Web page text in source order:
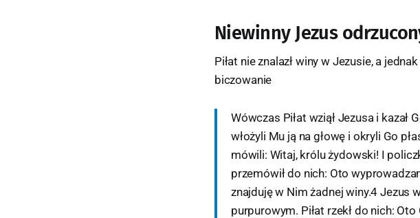
Niewinny Jezus
Piłat nie znalazł winy w Jezusie, a
biczowanie
Wówczas Piłat wziął Jezusa i kazał
włożyli Mu ją na głowę i okryli Go
mówili: Witaj, królu żydowski! I
przemówił do nich: Oto
znajduję w Nim żadnej winy.4 Jezus
purpurowym. Piłat rzekł do nich: Oto